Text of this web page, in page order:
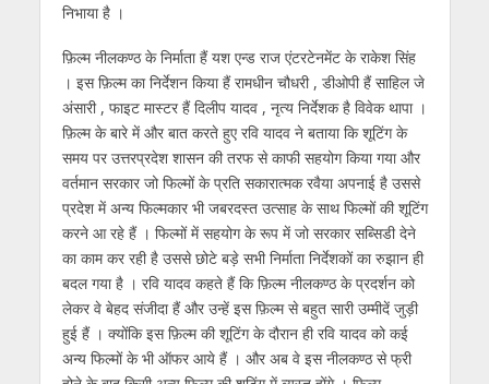
निभाया है ।
फ़िल्म नीलकण्ठ के निर्माता हैं यश एन्ड राज एंटरटेनमेंट के राकेश सिंह
। इस फ़िल्म का निर्देशन किया हैं रामधीन चौधरी , डीओपी हैं साहिल जे
अंसारी , फाइट मास्टर हैं दिलीप यादव , नृत्य निर्देशक है विवेक थापा ।
फ़िल्म के बारे में और बात करते हुए रवि यादव ने बताया कि शूटिंग के
समय पर उत्तरप्रदेश शासन की तरफ से काफी सहयोग किया गया और
वर्तमान सरकार जो फिल्मों के प्रति सकारात्मक रवैया अपनाई है उससे
प्रदेश में अन्य फिल्मकार भी जबरदस्त उत्साह के साथ फिल्मों की शूटिंग
करने आ रहे हैं । फिल्मों में सहयोग के रूप में जो सरकार सब्सिडी देने
का काम कर रही है उससे छोटे बड़े सभी निर्माता निर्देशकों का रुझान ही
बदल गया है । रवि यादव कहते हैं कि फ़िल्म नीलकण्ठ के प्रदर्शन को
लेकर वे बेहद संजीदा हैं और उन्हें इस फ़िल्म से बहुत सारी उम्मीदें जुड़ी
हुई हैं । क्योंकि इस फ़िल्म की शूटिंग के दौरान ही रवि यादव को कई
अन्य फिल्मों के भी ऑफर आये हैं । और अब वे इस नीलकण्ठ से फ्री